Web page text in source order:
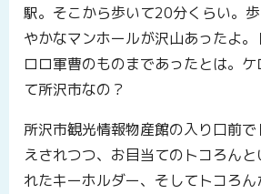
駅。そこから歩いて20分くらい。
やかなマンホールが沢山あったよ
ロロ軍曹のものまであったとは。
て所沢市なの？
所沢市観光情報物産館の入り口前
えされつつ、お目当てのトコろん
れたキーホルダー、そしてトコろ